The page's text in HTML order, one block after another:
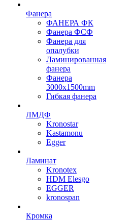
Фанера
ФАНЕРА ФК
Фанера ФСФ
Фанера для
опалубки
Ламинированная
фанера
Фанера
3000х1500mm
Гибкая фанера
ЛМДФ
Kronostar
Kastamonu
Egger
Ламинат
Kronotex
HDM Elesgo
EGGER
kronospan
Кромка